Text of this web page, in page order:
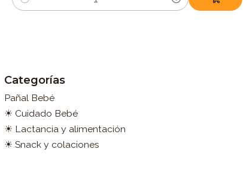
Cantidad
Categorías
Pañal Bebé
☀ Cuidado Bebé
☀ Lactancia y alimentación
☀ Snack y colaciones